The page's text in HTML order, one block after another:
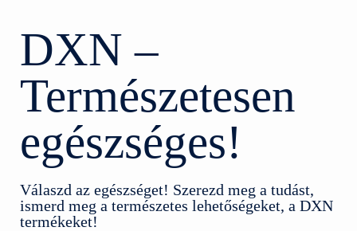
DXN –
Természetesen
egészséges!
Válaszd az egészséget! Szerezd meg a tudást,
ismerd meg a természetes lehetőségeket, a DXN
termékeket!